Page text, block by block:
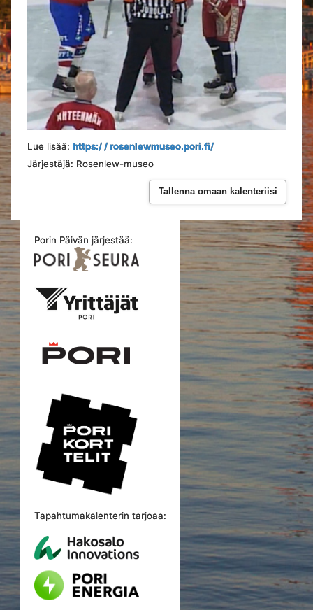
Lue lisää: https:/ / rosenlewmuseo.pori.fi/
Järjestäjä: Rosenlew-museo
Tallenna omaan kalenteriisi
Porin Päivän järjestää:
Tapahtumakalenterin tarjoaa: